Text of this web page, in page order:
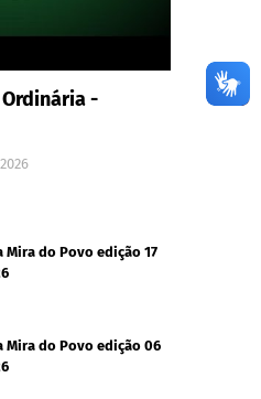
-
Mira do Povo edição 17
Mira do Povo edição 06